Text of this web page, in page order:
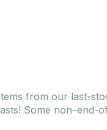
from our last-
Some non–end-